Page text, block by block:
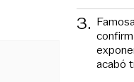
3.
acabó